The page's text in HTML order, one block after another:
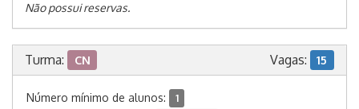
Não possui reservas.
Turma: CN Vagas: 15
Número mínimo de alunos: 1